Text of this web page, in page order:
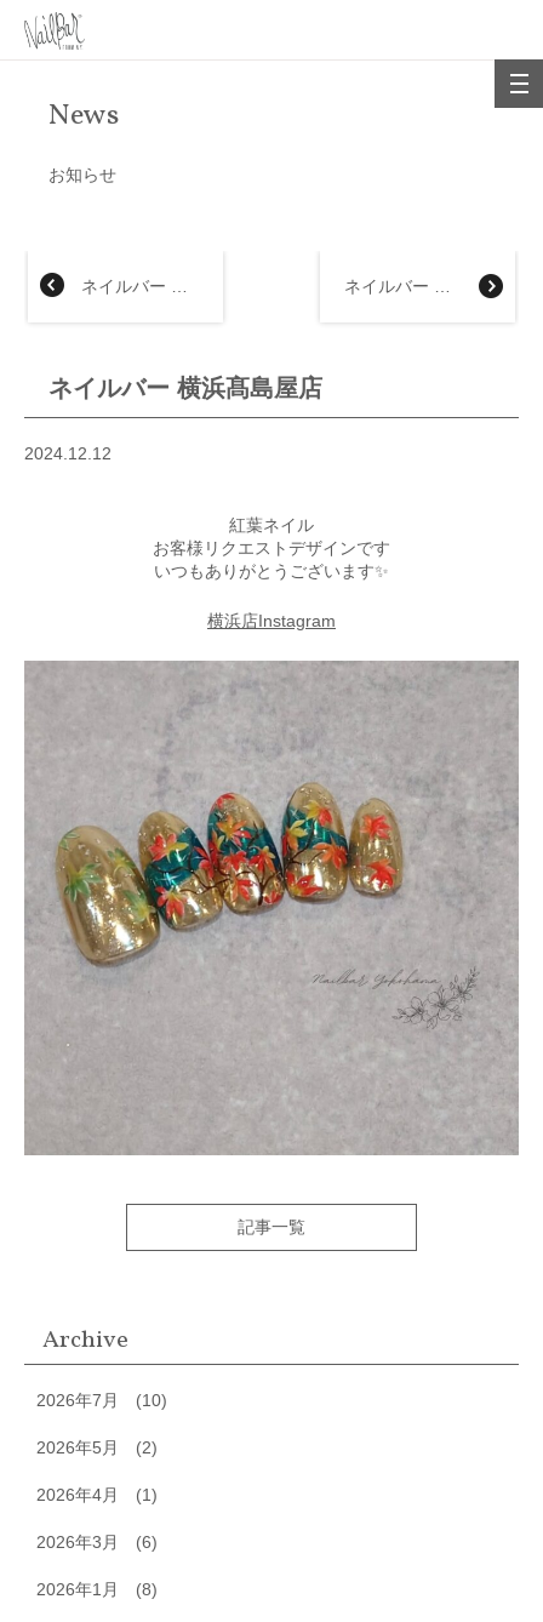
News
お知らせ
ネイルバー 横浜髙島屋店
2024.12.12
紅葉ネイル
お客様リクエストデザインです
いつもありがとうございます✨
横浜店Instagram
記事一覧
Archive
2026年7月 (10)
2026年5月 (2)
2026年4月 (1)
2026年3月 (6)
2026年1月 (8)